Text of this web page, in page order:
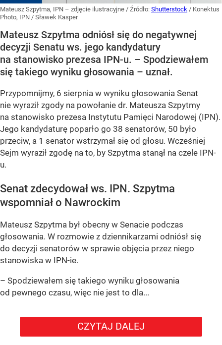
Mateusz Szpytma, IPN – zdjęcie ilustracyjne / Źródło: Shutterstock / Konektus
Photo, IPN / Sławek Kasper
Mateusz Szpytma odniósł się do negatywnej
decyzji Senatu ws. jego kandydatury
na stanowisko prezesa IPN-u. – Spodziewałem
się takiego wyniku głosowania – uznał.
Przypomnijmy, 6 sierpnia w wyniku głosowania Senat
nie wyraził zgody na powołanie dr. Mateusza Szpytmy
na stanowisko prezesa Instytutu Pamięci Narodowej (IPN).
Jego kandydaturę poparło go 38 senatorów, 50 było
przeciw, a 1 senator wstrzymał się od głosu. Wcześniej
Sejm wyraził zgodę na to, by Szpytma stanął na czele IPN-
u.
Senat zdecydował ws. IPN. Szpytma
wspomniał o Nawrockim
Mateusz Szpytma był obecny w Senacie podczas
głosowania. W rozmowie z dziennikarzami odniósł się
do decyzji senatorów w sprawie objęcia przez niego
stanowiska w IPN-ie.
– Spodziewałem się takiego wyniku głosowania
od pewnego czasu, więc nie jest to dla...
CZYTAJ DALEJ